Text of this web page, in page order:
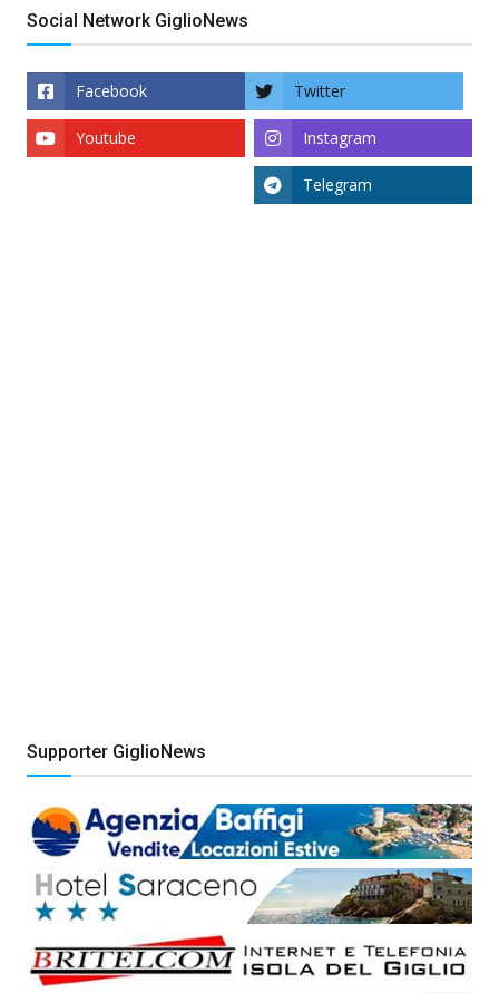
Social Network GiglioNews
Facebook Twitter
Instagram
Youtube
Telegram
Supporter GiglioNews